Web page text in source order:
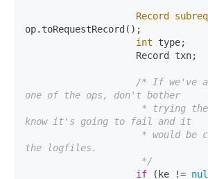
Record
op.toRequestRecord();
int type;
/* If we've
one of the ops, don't bother
know it's going to fail and it
the logfiles.
                     */
if (ke !=